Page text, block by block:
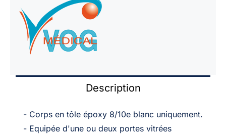
portes
Description
- Corps en tôle époxy 8/10e blanc uniquement.
- Equipée d'une ou deux portes vitrées